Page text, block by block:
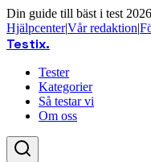
Din guide till bäst i test 2026
Hjälpcenter|Vår redaktion|
Testix.
Tester
Kategorier
Så testar vi
Om oss